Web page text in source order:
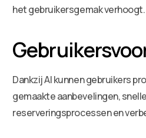
het gebruikersgemak verhoogt.
Dankzij AI kunnen gebruikers
gemaakte aanbevelingen,
reserveringsprocessen en